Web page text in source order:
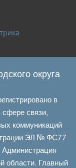
округа
в
связи,
коммуникаций
ЭЛ № ФС77
области. Главный